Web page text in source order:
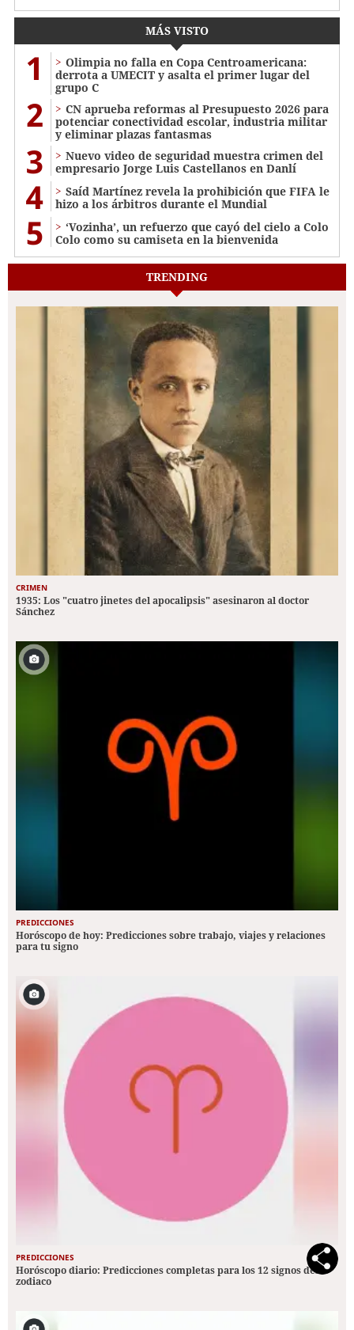
MÁS VISTO
1
Olimpia no falla en Copa Centroamericana:
derrota a UMECIT y asalta el primer lugar del
grupo C
2
CN aprueba reformas al Presupuesto 2026 para
potenciar conectividad escolar, industria militar
y eliminar plazas fantasmas
3
Nuevo video de seguridad muestra crimen del
empresario Jorge Luis Castellanos en Danlí
4
Saíd Martínez revela la prohibición que FIFA le
hizo a los árbitros durante el Mundial
5
‘Vozinha’, un refuerzo que cayó del cielo a Colo
Colo como su camiseta en la bienvenida
TRENDING
CRIMEN
1935: Los "cuatro jinetes del apocalipsis" asesinaron al doctor
Sánchez
PREDICCIONES
Horóscopo de hoy: Predicciones sobre trabajo, viajes y relaciones
para tu signo
PREDICCIONES
Horóscopo diario: Predicciones completas para los 12 signos del
zodiaco